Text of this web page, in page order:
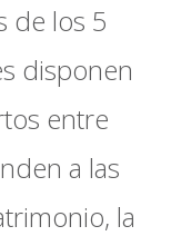
de los 5
disponen
entre
a las
la